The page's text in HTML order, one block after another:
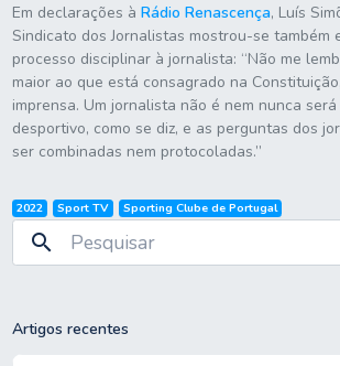
Em declarações à Rádio Renascença, Luís
Sindicato dos Jornalistas mostrou-se também
processo disciplinar à jornalista: “Não me
maior ao que está consagrado na
imprensa. Um jornalista não é nem nunca
desportivo, como se diz, e as perguntas dos
ser combinadas nem protocoladas.”
2022 Sport TV Sporting Clube de Portugal
search
Artigos recentes